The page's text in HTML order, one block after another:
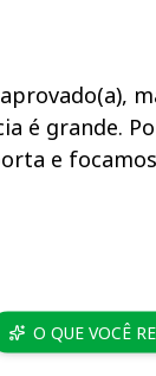
é grande.
e
O QUE VOCÊ